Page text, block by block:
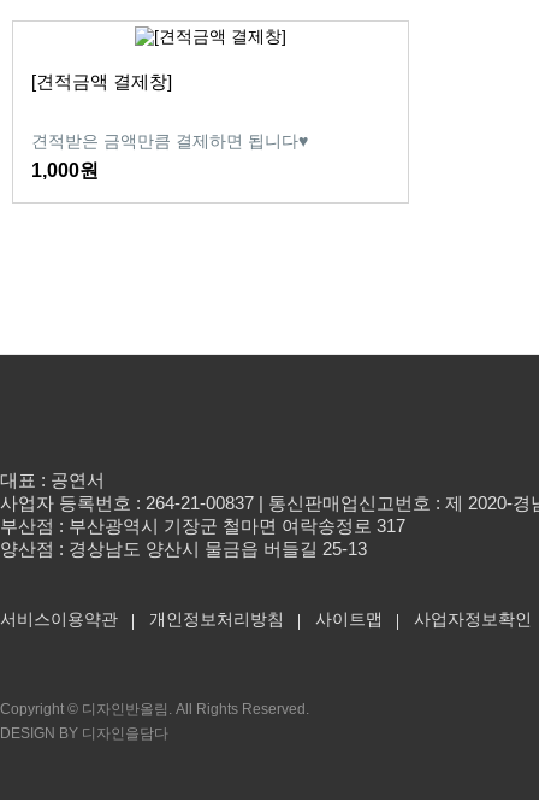
[견적금액 결제창]
견적받은 금액만큼 결제하면 됩니다♥
1,000원
대표 : 공연서
사업자 등록번호 : 264-21-00837 | 통신판매업신고번호 : 제 2020-경
부산점 : 부산광역시 기장군 철마면 여락송정로 317
양산점 : 경상남도 양산시 물금읍 버들길 25-13
서비스이용약관 개인정보처리방침 사이트맵 사업자정보확인
Copyright © 디자인반올림. All Rights Reserved.
DESIGN BY 디자인을담다